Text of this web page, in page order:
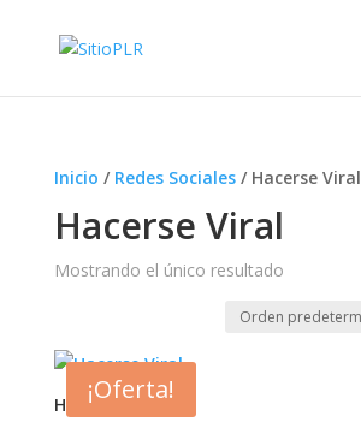
Inicio / Redes Sociales/ Hacerse Viral
Hacerse Viral
Mostrando el único resultado
¡Oferta!
Hacerse Viral